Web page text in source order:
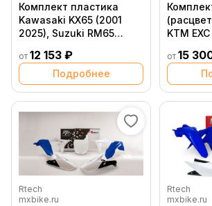
Комплект пластика
Kawasaki KX65 (2001
2025), Suzuki RM65
от 12 153 ₽
Подробнее
KTM
от 15
Rtech
mxbike.ru
Rtech
mxbike.ru